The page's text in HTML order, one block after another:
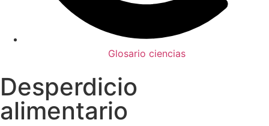
Glosario ciencias
Desperdicio
alimentario